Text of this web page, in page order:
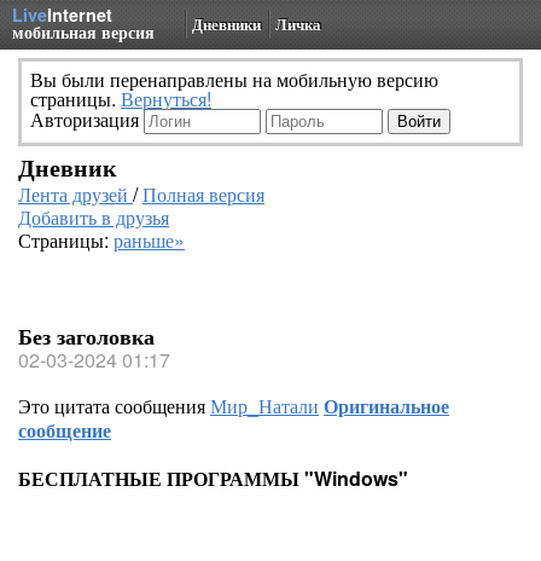
LiveInternet
мобильная версия Дневники Личка
Вы были перенаправлены на мобильную версию
страницы. Вернуться!
Авторизация
Дневник
Лента друзей /Полная версия
Добавить в друзья
Страницы: раньше»
Без заголовка
02-03-2024 01:17
Это цитата сообщенияМир_Натали Оригинальное
сообщение
БЕСПЛАТНЫЕ ПРОГРАММЫ "Windows"